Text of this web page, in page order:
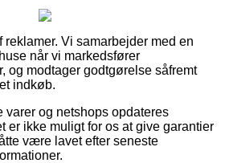
Vi samarbejder med en
når vi markedsfører
og modtager godtgørelse såfremt
indkøb.
varer og netshops opdateres
er ikke muligt for os at give garantier
være lavet efter seneste